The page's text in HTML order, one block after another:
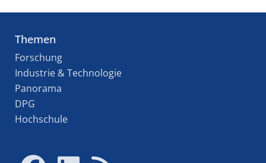
Themen
Forschung
Industrie & Technologie
Panorama
DPG
Hochschule